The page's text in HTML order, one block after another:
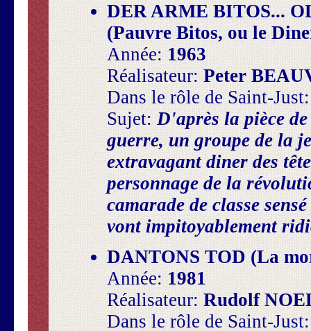
DER ARME BITOS...
(Pauvre Bitos, ou le
Année: 1963
Réalisateur: Peter
Dans le rôle de Saint-
Sujet:D'après la pièce
guerre, un groupe de la
extravagant diner des
personnage de la
camarade de classe
vont impitoyablement
DANTONS TOD (La
Année: 1981
Réalisateur: Rudolf
Dans le rôle de Saint-